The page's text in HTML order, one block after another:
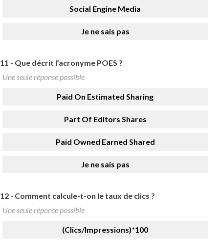
Social Engine Media
Je ne sais pas
11 - Que décrit l’acronyme POES ?
Une seule réponse possible
Paid On Estimated Sharing
Part Of Editors Shares
Paid Owned Earned Shared
Je ne sais pas
12 - Comment calcule-t-on le taux de clics ?
Une seule réponse possible
(Clics/Impressions)*100